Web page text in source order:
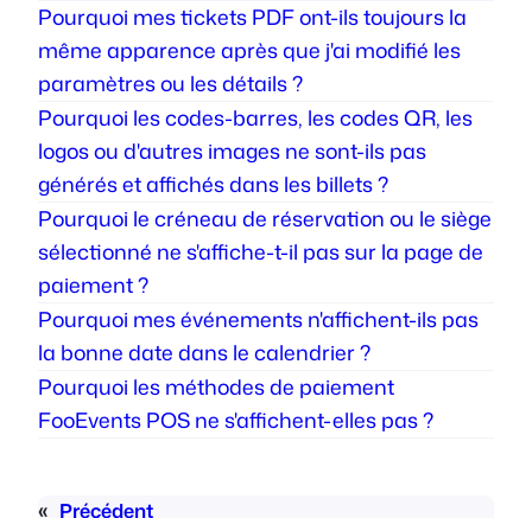
Pourquoi mes tickets PDF ont-ils toujours la
même apparence après que j'ai modifié les
paramètres ou les détails ?
Pourquoi les codes-barres, les codes QR, les
logos ou d'autres images ne sont-ils pas
générés et affichés dans les billets ?
Pourquoi le créneau de réservation ou le siège
sélectionné ne s'affiche-t-il pas sur la page de
paiement ?
Pourquoi mes événements n'affichent-ils pas
la bonne date dans le calendrier ?
Pourquoi les méthodes de paiement
FooEvents POS ne s'affichent-elles pas ?
« Précédent